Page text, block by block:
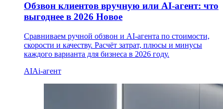
Обзвон клиентов вручную или AI-агент: что
выгоднее в 2026 Новое
Сравниваем ручной обзвон и AI-агента по стоимости,
скорости и качеству. Расчёт затрат, плюсы и минусы
каждого варианта для бизнеса в 2026 году.
AIAi-агент